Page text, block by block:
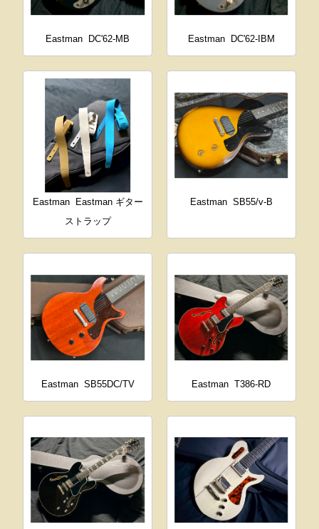
Eastman DC'62-MB Eastman DC'62-IBM
Eastman
Eastman ギター
ストラップ
Eastman SB55/v-B
Eastman SB55DC/TV Eastman T386-RD